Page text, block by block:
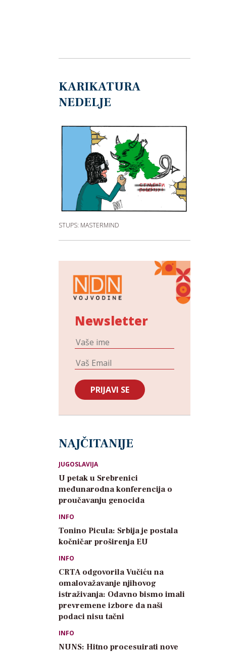
KARIKATURA
NEDELJE
STUPS: MASTERMIND
Newsletter
NAJČITANIJE
JUGOSLAVIJA
U petak u Srebrenici
međunarodna konferencija o
proučavanju genocida
INFO
Tonino Picula: Srbija je postala
kočničar proširenja EU
INFO
CRTA odgovorila Vučiću na
omalovažavanje njihovog
istraživanja: Odavno bismo imali
prevremene izbore da naši
podaci nisu tačni
INFO
NUNS: Hitno procesuirati nove